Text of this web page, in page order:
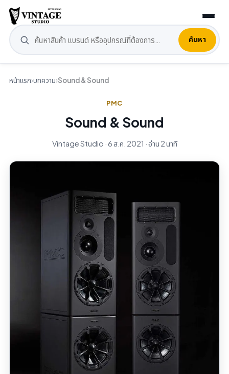
ค้นหา
หน้าแรก›บทความ›Sound & Sound
PMC
Sound & Sound
Vintage Studio · 6 ส.ค. 2021 · อ่าน 2 นาที